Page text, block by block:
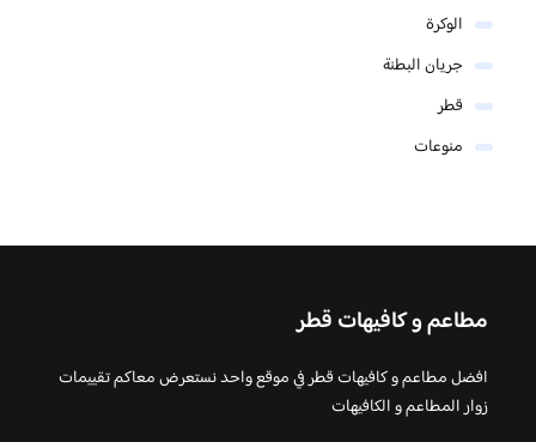
الوكرة
جريان البطنة
قطر
منوعات
مطاعم و كافيهات قطر
افضل مطاعم و كافيهات قطر في موقع واحد نستعرض معاكم تقييمات
زوار المطاعم و الكافيهات